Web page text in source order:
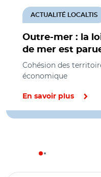
Outre-mer : la
de mer est
ACTUALITÉ LOCALTIS
Cohésion des
économique
En savoir plus